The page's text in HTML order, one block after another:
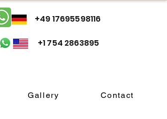
+49 17695598116
+1 754 2863895
Gallery Contact